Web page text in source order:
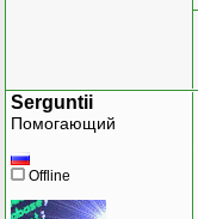
Serguntii
Помогающий
Offline